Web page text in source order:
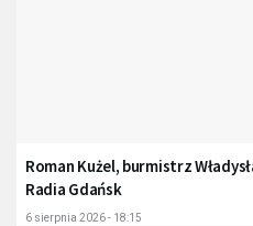
Roman Kużel, burmistrz
Radia Gdańsk
6 sierpnia 2026 - 18:15